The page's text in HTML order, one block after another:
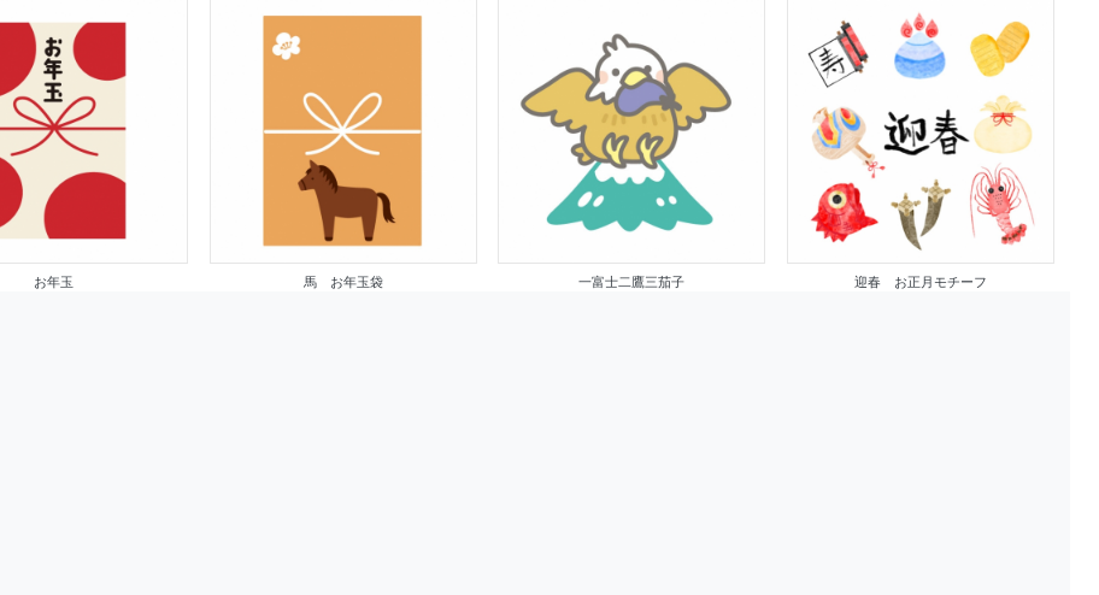
お年玉 馬 お年玉袋 一富士二鷹三茄子 迎春 お正月モチーフ